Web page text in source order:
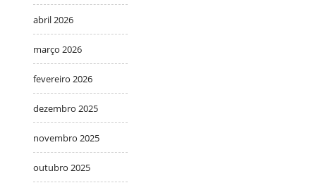
abril 2026
março 2026
fevereiro 2026
dezembro 2025
novembro 2025
outubro 2025